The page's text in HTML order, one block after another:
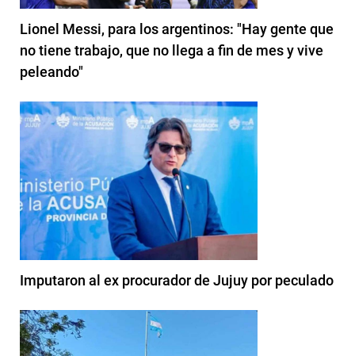
Lionel Messi, para los argentinos: "Hay gente que
no tiene trabajo, que no llega a fin de mes y vive
peleando"
Imputaron al ex procurador de Jujuy por peculado